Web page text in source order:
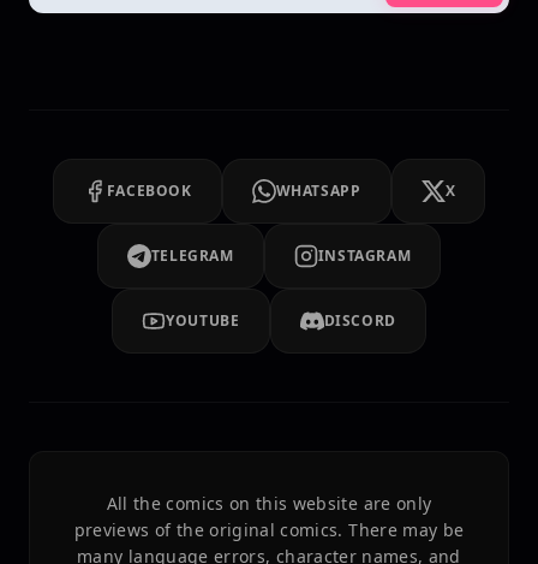
FACEBOOK WHATSAPP X
TELEGRAM INSTAGRAM
YOUTUBE DISCORD
All the comics on this website are only
previews of the original comics. There may be
many language errors, character names, and